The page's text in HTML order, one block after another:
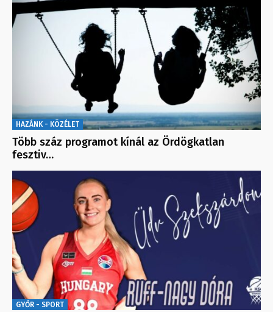
HAZÁNK - KÖZÉLET
Több száz programot kínál az Ördögkatlan
fesztiv…
GYŐR - SPORT